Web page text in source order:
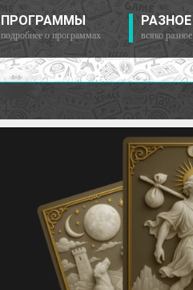
ПРОГРАММЫ
подробнее о программах
РАЗНОЕ
всяко разное